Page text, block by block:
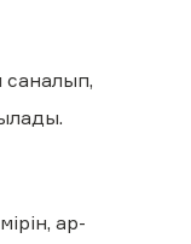
саналып,
ар-